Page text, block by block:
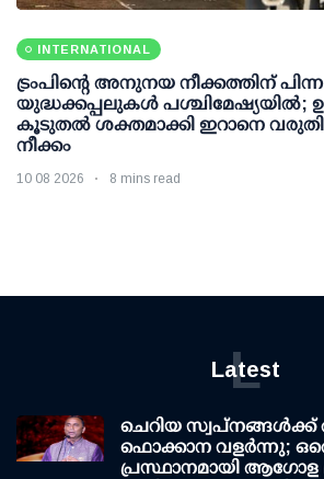
INTERNATIONAL
ട്രംപിന്റെ അനുനയ നീക്കത്തിന്
യുദ്ധക്കപ്പലുകള്‍ പശ്ചിമേഷ്യയില്‍;
കൂടുതല്‍ ശക്തമാക്കി ഇറാനെ
നീക്കം
10 08 2026 8 mins read
Latest
L
ചെറിയ സ്വപ്നങ്ങൾക്ക്
ഫൊക്കാന വളർന്നു;
പ്രസ്ഥാനമായി ആഗോള